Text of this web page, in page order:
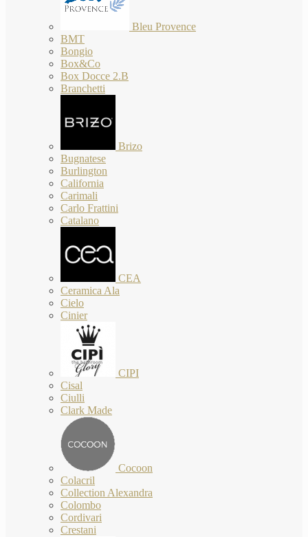
Bleu Provence
BMT
Bongio
Box&Co
Box Docce 2.B
Branchetti
Brizo
Bugnatese
Burlington
California
Carimali
Carlo Frattini
Catalano
CEA
Ceramica Ala
Cielo
Cinier
CIPI
Cisal
Ciulli
Clark Made
Cocoon
Colacril
Collection Alexandra
Colombo
Cordivari
Crestani